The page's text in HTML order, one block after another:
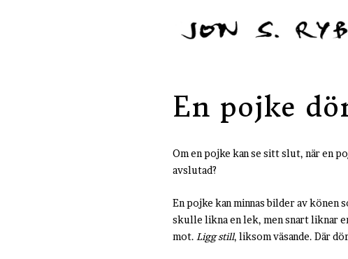
En pojke
Om en pojke kan se sitt slut, när en
avslutad?
En pojke kan minnas bilder av könen
skulle likna en lek, men snart liknar
mot. Ligg still, liksom väsande. Där